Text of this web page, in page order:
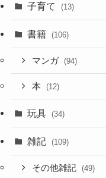
子育て (13)
書籍 (106)
マンガ (94)
本 (12)
玩具 (34)
雑記 (109)
その他雑記 (49)